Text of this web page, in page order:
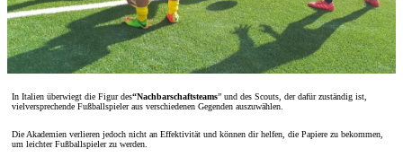
In Italien überwiegt die Figur des“Nachbarschaftsteams” und des Scouts, der dafür zuständig ist,
vielversprechende Fußballspieler aus verschiedenen Gegenden auszuwählen.
Die Akademien verlieren jedoch nicht an Effektivität und können dir helfen, die Papiere zu bekommen,
um leichter Fußballspieler zu werden.